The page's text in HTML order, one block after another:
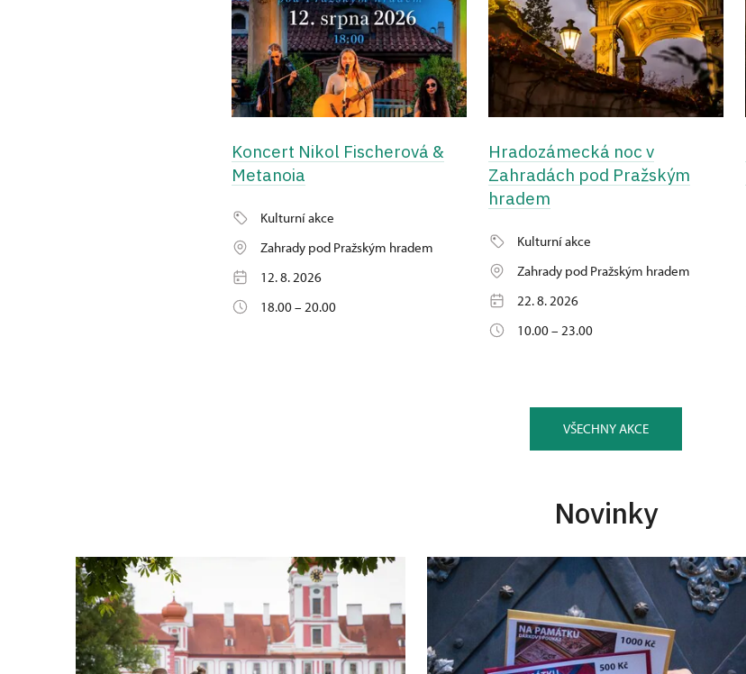
Koncert Nikol Fischerová &
Metanoia
Kulturní akce
Zahrady pod Pražským hradem
12. 8. 2026
18.00 – 20.00
Hradozámecká noc v
Zahradách pod Pražským
hradem
Kulturní akce
Zahrady pod Pražským hradem
22. 8. 2026
10.00 – 23.00
VŠECHNY AKCE
Novinky